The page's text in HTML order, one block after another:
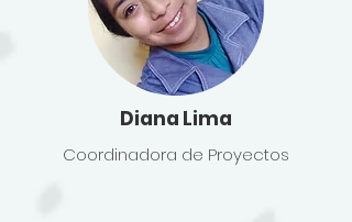
Diana Lima
Coordinadora de Proyectos